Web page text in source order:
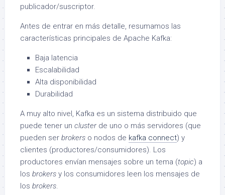
publicador/suscriptor.
Antes de entrar en más detalle, resumamos las
características principales de Apache Kafka:
Baja latencia
Escalabilidad
Alta disponibilidad
Durabilidad
A muy alto nivel, Kafka es un sistema distribuido que
puede tener un clusterde uno o más servidores (que
pueden ser brokers o nodos de kafka connect) y
clientes (productores/consumidores). Los
productores envían mensajes sobre un tema (topic) a
los brokers y los consumidores leen los mensajes de
los brokers.